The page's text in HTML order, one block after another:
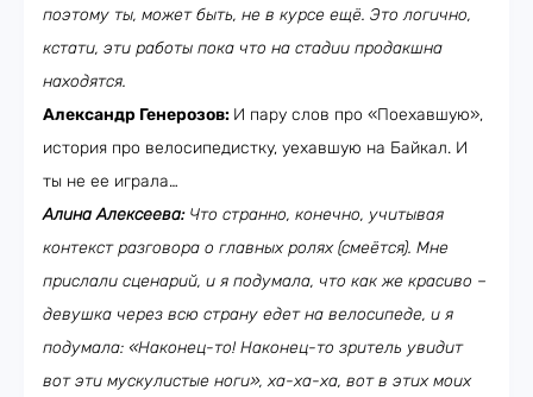
поэтому ты, может быть, не в курсе ещё. Это логично,
кстати, эти работы пока что на стадии продакшна
находятся.
Александр Генерозов: И пару слов про «Поехавшую»,
история про велосипедистку, уехавшую на Байкал. И
ты не ее играла…
Алина Алексеева: Что странно, конечно, учитывая
контекст разговора о главных ролях (смеётся). Мне
прислали сценарий, и я подумала, что как же красиво –
девушка через всю страну едет на велосипеде, и я
подумала: «Наконец-то! Наконец-то зритель увидит
вот эти мускулистые ноги», ха-ха-ха, вот в этих моих